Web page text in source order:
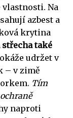
Na
azbest a
krytina
střecha také
udržet v
– v zimě
Tím
naproti